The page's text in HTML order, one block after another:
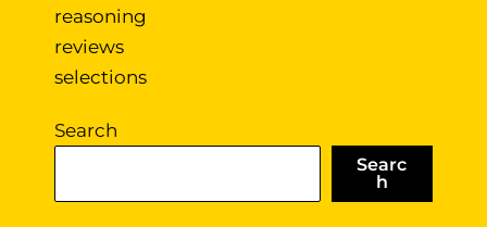
reasoning
reviews
selections
Search
Searc
h